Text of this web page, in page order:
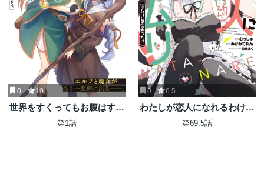
0 10
世界をすくってもお腹はすく
から
第1話
0 6.5
わたしが恋人になれるわけな
いじゃん、ムリムリ!(※ムリ
第69.5話